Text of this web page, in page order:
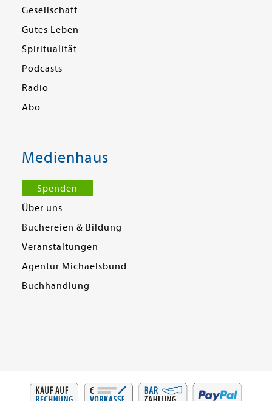
Gesellschaft
Gutes Leben
Spiritualität
Podcasts
Radio
Abo
Medienhaus
Spenden
Über uns
Büchereien & Bildung
Veranstaltungen
Agentur Michaelsbund
Buchhandlung